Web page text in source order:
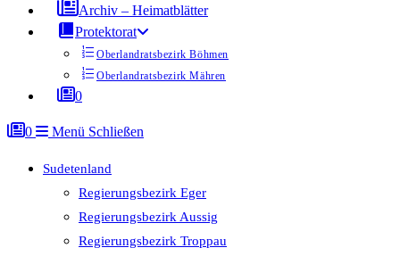
Archiv – Heimatblätter
Protektorat
Oberlandratsbezirk Böhmen
Oberlandratsbezirk Mähren
0
0 Menü Schließen
Sudetenland
Regierungsbezirk Eger
Regierungsbezirk Aussig
Regierungsbezirk Troppau